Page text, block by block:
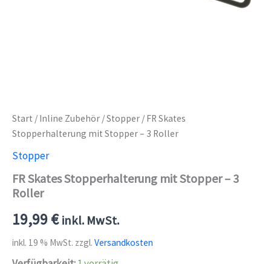
Start / Inline Zubehör /Stopper / FR Skates
Stopperhalterung mit Stopper – 3 Roller
Stopper
FR Skates Stopperhalterung mit Stopper – 3
Roller
19,99€ inkl. MwSt.
inkl. 19 % MwSt. zzgl. Versandkosten